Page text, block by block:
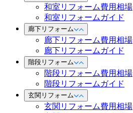
和室リフォーム費用相場
和室リフォームガイド
廊下リフォーム
廊下リフォーム費用相場
廊下リフォームガイド
階段リフォーム
階段リフォーム費用相場
階段リフォームガイド
玄関リフォーム
玄関リフォーム費用相場